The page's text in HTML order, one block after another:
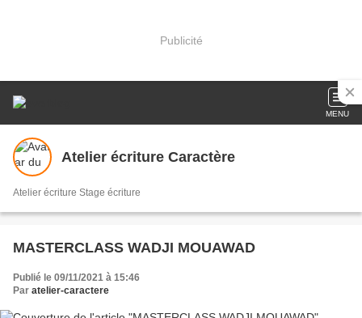
Publicité
MENU
Atelier écriture Caractère
Atelier écriture Stage écriture
MASTERCLASS WADJI MOUAWAD
Publié le 09/11/2021 à 15:46
Par atelier-caractere